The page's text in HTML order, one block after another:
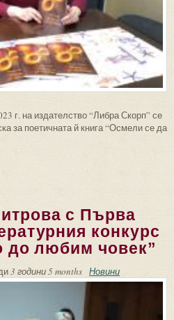
г. на издателство “Либра Скорп” се
за поетичната й книга “Осмели се да
с Първа
конкурс
до любим човек”
3 години 5 months Новини